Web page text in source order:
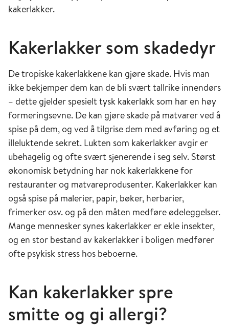
kakerlakker.
Kakerlakker som skadedyr
De tropiske kakerlakkene kan gjøre skade. Hvis man
ikke bekjemper dem kan de bli svært tallrike innendørs
– dette gjelder spesielt tysk kakerlakk som har en høy
formeringsevne. De kan gjøre skade på matvarer ved å
spise på dem, og ved å tilgrise dem med avføring og et
illeluktende sekret. Lukten som kakerlakker avgir er
ubehagelig og ofte svært sjenerende i seg selv. Størst
økonomisk betydning har nok kakerlakkene for
restauranter og matvareprodusenter. Kakerlakker kan
også spise på malerier, papir, bøker, herbarier,
frimerker osv. og på den måten medføre ødeleggelser.
Mange mennesker synes kakerlakker er ekle insekter,
og en stor bestand av kakerlakker i boligen medfører
ofte psykisk stress hos beboerne.
Kan kakerlakker spre
smitte og gi allergi?